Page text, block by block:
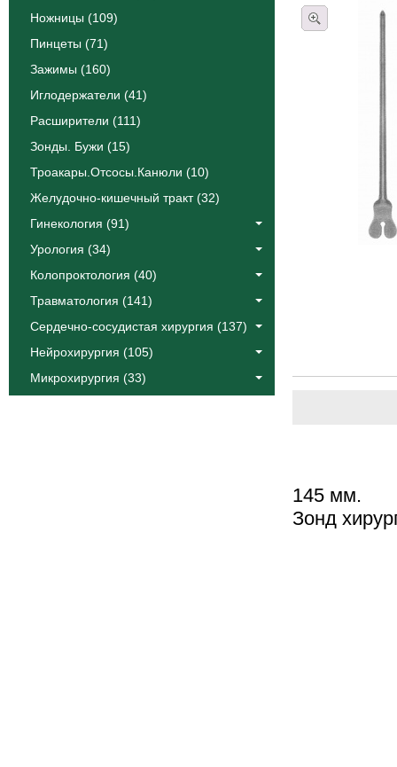
Ножницы (109)
Пинцеты (71)
Зажимы (160)
Иглодержатели (41)
Расширители (111)
Зонды. Бужи (15)
Троакары.Отсосы.Канюли (10)
Желудочно-кишечный тракт (32)
Гинекология (91)
Урология (34)
Колопроктология (40)
Травматология (141)
Сердечно-сосудистая хирургия (137)
Нейрохирургия (105)
Микрохирургия (33)
145 мм.
Зонд